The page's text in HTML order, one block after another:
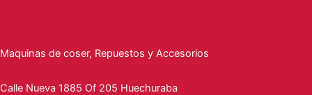
Maquinas de coser, Repuestos y Accesorios
Calle Nueva 1885 Of 205 Huechuraba